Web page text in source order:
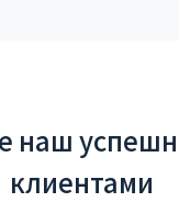
наш
клиентами